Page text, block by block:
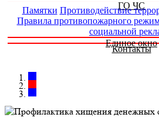
ГО ЧС
Памятки Противодействие
Правила противопожарного
социальной
Единое окно
Контакты